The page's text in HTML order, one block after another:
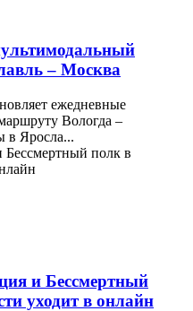
– Москва
ежедневные
Вологда –
в Яросла...
и Бессмертный
уходит в онлайн